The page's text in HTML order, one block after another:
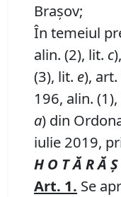
Brașov;
În temeiul
alin. (2), lit. c
(3), lit. e),
196, alin.
a) din
iulie 2019,
H O T Ă R Ă
Art. 1. Se